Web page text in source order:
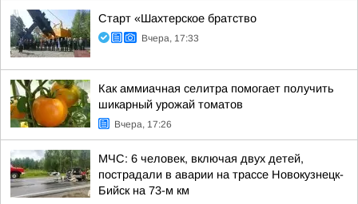
Старт «Шахтерское братство
Вчера, 17:33
Как аммиачная селитра помогает получить
шикарный урожай томатов
Вчера, 17:26
МЧС: 6 человек, включая двух детей,
пострадали в аварии на трассе Новокузнецк-
Бийск на 73-м км